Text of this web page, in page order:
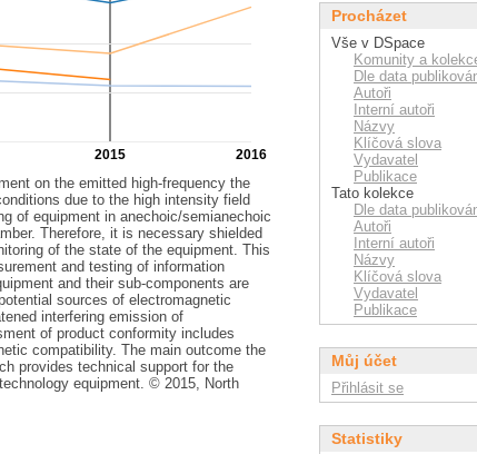
2015 2016
on the emitted high-frequency the
due to the high intensity field
of equipment in anechoic/semianechoic
Therefore, it is necessary shielded
of the state of the equipment. This
and testing of information
and their sub-components are
sources of electromagnetic
interfering emission of
of product conformity includes
compatibility. The main outcome the
provides technical support for the
equipment. © 2015, North
Procházet
Vše v DSpace
Komunity a
Dle data
Autoři
Interní autoři
Názvy
Klíčová slova
Vydavatel
Publikace
Tato kolekce
Dle data
Autoři
Interní autoři
Názvy
Klíčová slova
Vydavatel
Publikace
Můj účet
Přihlásit se
Statistiky